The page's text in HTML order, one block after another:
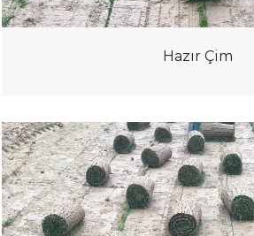
Hazır Çim